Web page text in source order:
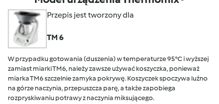
Przepis jest tworzony dla
TM 6
W przypadku gotowania (duszenia) w temperaturze 95°C i wyższej
zamiast miarki TM6, należy zawsze używać koszyczka, ponieważ
miarka TM6 szczelnie zamyka pokrywę. Koszyczek spoczywa luźno
na górze naczynia, przepuszcza parę, a także zapobiega
rozpryskiwaniu potrawy z naczynia miksującego.